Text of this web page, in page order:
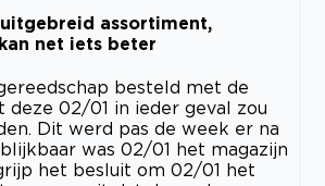
assortiment,
net iets beter
besteld met de
deze 02/01 in ieder geval zou
Dit werd pas de week er na
was 02/01 het magazijn
het besluit om 02/01 het